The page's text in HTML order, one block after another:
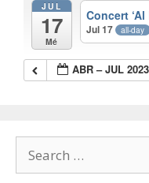
JUL
17
Mé
Concert
Jul 17 all-day
ABR – JUL 2023
for: